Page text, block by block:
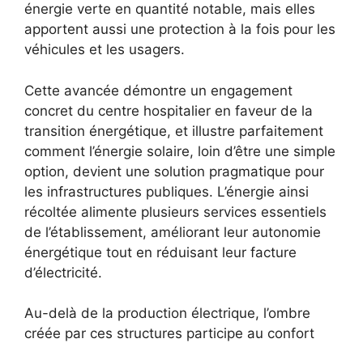
énergie verte en quantité notable, mais elles
apportent aussi une protection à la fois pour les
véhicules et les usagers.
Cette avancée démontre un engagement
concret du centre hospitalier en faveur de la
transition énergétique, et illustre parfaitement
comment l’énergie solaire, loin d’être une simple
option, devient une solution pragmatique pour
les infrastructures publiques. L’énergie ainsi
récoltée alimente plusieurs services essentiels
de l’établissement, améliorant leur autonomie
énergétique tout en réduisant leur facture
d’électricité.
Au-delà de la production électrique, l’ombre
créée par ces structures participe au confort